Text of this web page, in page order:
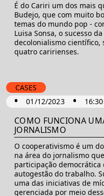
É do Cariri um dos mais
Budejo, que com muito
temas do mundo pop -
Luisa Sonsa, o sucesso
decolonialismo
quatro caririenses.
CASES
• 01/12/2023 •
COMO FUNCIONA
JORNALISMO
O cooperativismo é um
na área do jornalismo
participação democrática
autogestão do trabalho.
uma das iniciativas de
gerenciada por meio